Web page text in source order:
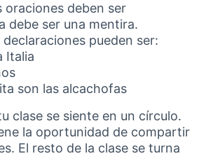
oraciones deben ser
debe ser una mentira.
pueden ser:
Italia
son las alcachofas
clase se siente en un círculo.
la oportunidad de compartir
El resto de la clase se turna